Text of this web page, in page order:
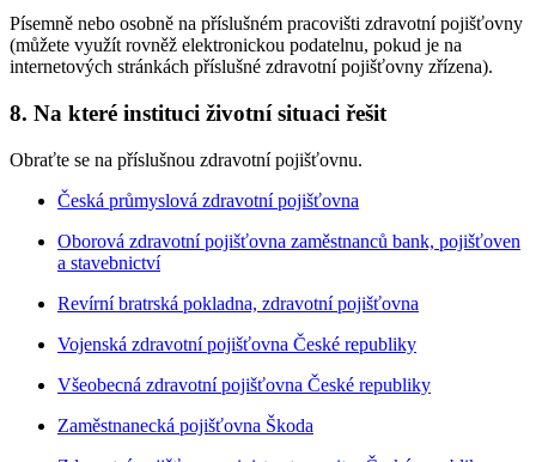
Písemně nebo osobně na příslušném pracovišti zdravotní pojišťovny
(můžete využít rovněž elektronickou podatelnu, pokud je na
internetových stránkách příslušné zdravotní pojišťovny zřízena).
8. Na které instituci životní situaci řešit
Obraťte se na příslušnou zdravotní pojišťovnu.
Česká průmyslová zdravotní pojišťovna
Oborová zdravotní pojišťovna zaměstnanců bank, pojišťoven
a stavebnictví
Revírní bratrská pokladna, zdravotní pojišťovna
Vojenská zdravotní pojišťovna České republiky
Všeobecná zdravotní pojišťovna České republiky
Zaměstnanecká pojišťovna Škoda